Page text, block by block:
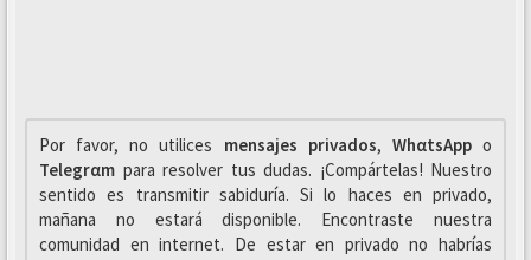
Por favor, no utilices mensajes privados, WhαtsAppo
Telegrαm para resolver tus dudas. ¡Compártelas! Nuestro
sentido es transmitir sabiduría. Si lo haces en privado,
mañana no estará disponible. Encontraste nuestra
comunidad en internet. De estar en privado no habrías